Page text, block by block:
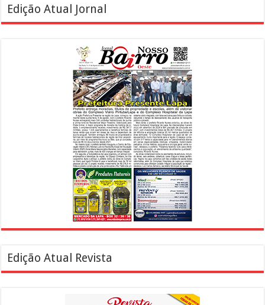
Edição Atual Jornal
Edição Atual Revista